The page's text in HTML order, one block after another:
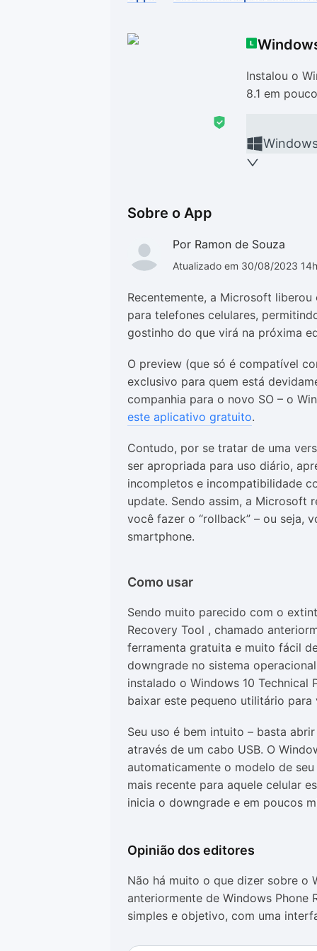
Instalou o
8.1 em
Sobre o App
Por Ramon de Souza
Atualizado em 30/08/2023
Recentemente, a Microsoft
para telefones celulares,
gostinho do que virá na próxima
O preview (que só é compatível
exclusivo para quem está
companhia para o novo SO – o
este aplicativo gratuito.
Contudo, por se tratar de uma
ser apropriada para uso diário,
incompletos e incompatibilidade
update. Sendo assim, a Microsoft
você fazer o “rollback” – ou seja,
smartphone.
Como usar
Sendo muito parecido com o
Recovery Tool , chamado
ferramenta gratuita e muito fácil
downgrade no sistema
instalado o Windows 10 Technical
baixar este pequeno utilitário para
Seu uso é bem intuito – basta
através de um cabo USB. O
automaticamente o modelo de
mais recente para aquele celular
inicia o downgrade e em poucos
Opinião dos editores
Não há muito o que dizer sobre o
anteriormente de Windows Phone
simples e objetivo, com uma